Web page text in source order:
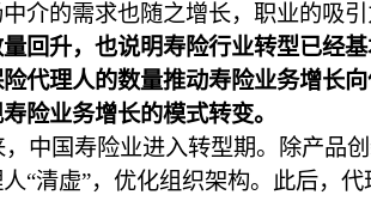
介的需求也随之增长，职业的吸
回升，也说明寿险行业转型已经
代理人的数量推动寿险业务增长
险业务增长的模式转变。
国寿险业进入转型期。除产品
“清虚”，优化组织架构。此后，代